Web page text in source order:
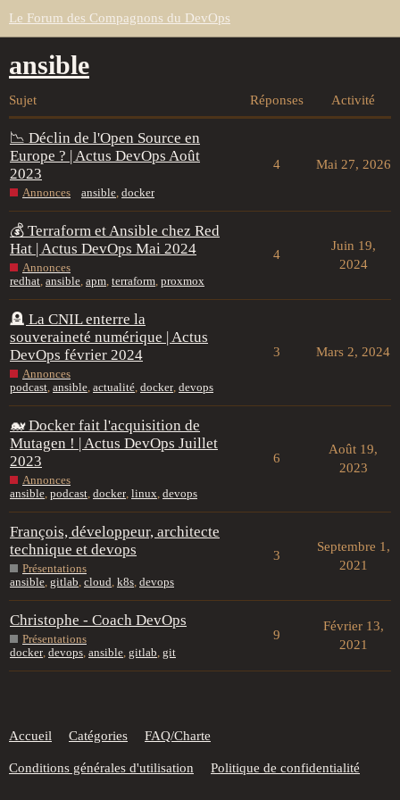
Le Forum des Compagnons du DevOps
ansible
Sujet Réponses Activité
📉 Déclin de l'Open Source en
Europe ? | Actus DevOps Août
2023
Annonces ansible, docker
4 Mai 27, 2026
💰 Terraform et Ansible chez Red
Hat | Actus DevOps Mai 2024
Annonces
redhat, ansible, apm, terraform, proxmox
4
Juin 19,
2024
🪦 La CNIL enterre la
souveraineté numérique | Actus
DevOps février 2024
Annonces
podcast, ansible, actualité, docker, devops
3 Mars 2, 2024
🐋 Docker fait l'acquisition de
Mutagen ! | Actus DevOps Juillet
2023
Annonces
ansible, podcast, docker, linux, devops
6
Août 19,
2023
François, développeur, architecte
technique et devops
Présentations
ansible, gitlab, cloud, k8s, devops
3
Septembre 1,
2021
Christophe - Coach DevOps
Présentations
docker, devops, ansible, gitlab, git
9
Février 13,
2021
Accueil Catégories FAQ/Charte
Conditions générales d'utilisation Politique de confidentialité